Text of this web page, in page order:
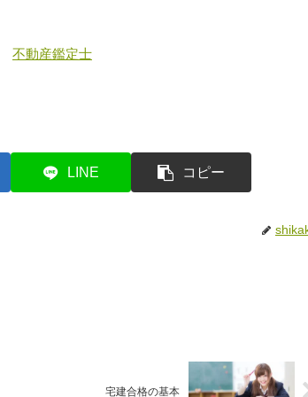
不動産鑑定士
LINE コピー
宅建合格の基本